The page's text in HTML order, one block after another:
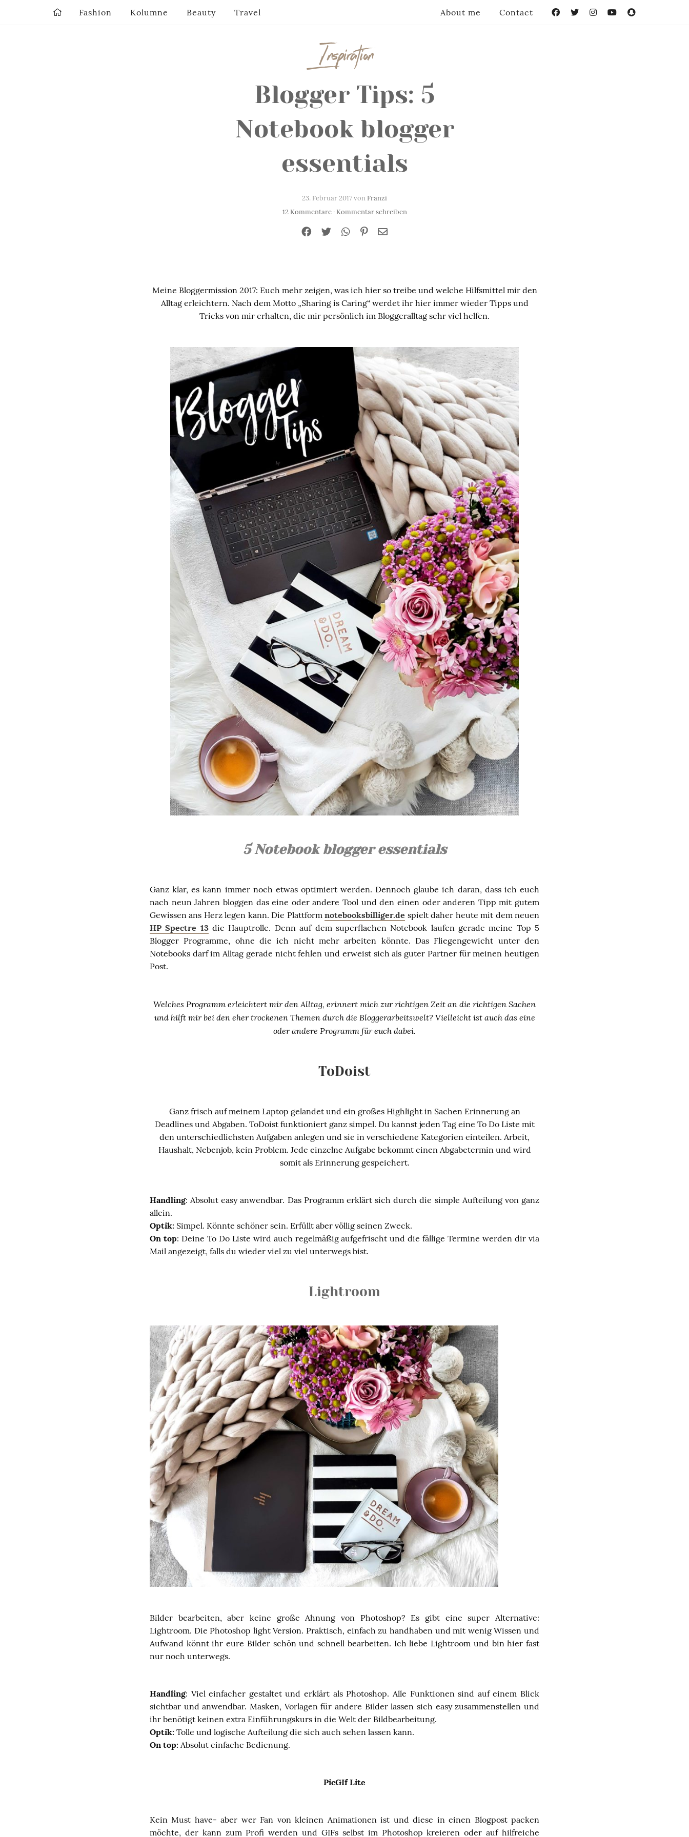
Inspiration
Blogger Tips: 5
Notebook blogger
essentials
23. Februar 2017 vonFranzi
12 Kommentare· Kommentar schreiben
Meine Bloggermission 2017: Euch mehr zeigen, was ich hier so treibe und welche Hilfsmittel mir den
Alltag erleichtern. Nach dem Motto „Sharing is Caring“ werdet ihr hier immer wieder Tipps und
Tricks von mir erhalten, die mir persönlich im Bloggeralltag sehr viel helfen.
5 Notebook blogger essentials
Ganz klar, es kann immer noch etwas optimiert werden. Dennoch glaube ich daran, dass ich euch
nach neun Jahren bloggen das eine oder andere Tool und den einen oder anderen Tipp mit gutem
Gewissen ans Herz legen kann. Die Plattformnotebooksbilliger.de spielt daher heute mit dem neuen
HP Spectre 13die Hauptrolle. Denn auf dem superflachen Notebook laufen gerade meine Top 5
Blogger Programme, ohne die ich nicht mehr arbeiten könnte. Das Fliegengewicht unter den
Notebooks darf im Alltag gerade nicht fehlen und erweist sich als guter Partner für meinen heutigen
Post.
Welches Programm erleichtert mir den Alltag, erinnert mich zur richtigen Zeit an die richtigen Sachen
und hilft mir bei den eher trockenen Themen durch die Bloggerarbeitswelt? Vielleicht ist auch das eine
oder andere Programm für euch dabei.
ToDoist
Ganz frisch auf meinem Laptop gelandet und ein großes Highlight in Sachen Erinnerung an
Deadlines und Abgaben. ToDoist funktioniert ganz simpel. Du kannst jeden Tag eine To Do Liste mit
den unterschiedlichsten Aufgaben anlegen und sie in verschiedene Kategorien einteilen. Arbeit,
Haushalt, Nebenjob, kein Problem. Jede einzelne Aufgabe bekommt einen Abgabetermin und wird
somit als Erinnerung gespeichert.
Handling: Absolut easy anwendbar. Das Programm erklärt sich durch die simple Aufteilung von ganz
allein.
Optik: Simpel. Könnte schöner sein. Erfüllt aber völlig seinen Zweck.
On top: Deine To Do Liste wird auch regelmäßig aufgefrischt und die fällige Termine werden dir via
Mail angezeigt, falls du wieder viel zu viel unterwegs bist.
Lightroom
Bilder bearbeiten, aber keine große Ahnung von Photoshop? Es gibt eine super Alternative:
Lightroom. Die Photoshop light Version. Praktisch, einfach zu handhaben und mit wenig Wissen und
Aufwand könnt ihr eure Bilder schön und schnell bearbeiten. Ich liebe Lightroom und bin hier fast
nur noch unterwegs.
Handling: Viel einfacher gestaltet und erklärt als Photoshop. Alle Funktionen sind auf einem Blick
sichtbar und anwendbar. Masken, Vorlagen für andere Bilder lassen sich easy zusammenstellen und
ihr benötigt keinen extra Einführungskurs in die Welt der Bildbearbeitung.
Optik: Tolle und logische Aufteilung die sich auch sehen lassen kann.
On top: Absolut einfache Bedienung.
PicGIf Lite
Kein Must have- aber wer Fan von kleinen Animationen ist und diese in einen Blogpost packen
möchte, der kann zum Profi werden und GIFs selbst im Photoshop kreieren oder auf hilfreiche
Fashion Kolumne Beauty Travel About me Contact FacebookTwitterInstagramYouTube